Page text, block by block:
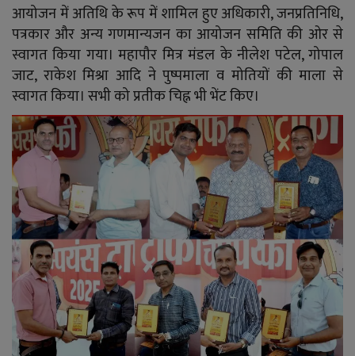
आयोजन में अतिथि के रूप में शामिल हुए अधिकारी, जनप्रतिनिधि,
पत्रकार और अन्य गणमान्यजन का आयोजन समिति की ओर से
स्वागत किया गया। महापौर मित्र मंडल के नीलेश पटेल, गोपाल
जाट, राकेश मिश्रा आदि ने पुष्पमाला व मोतियों की माला से
स्वागत किया। सभी को प्रतीक चिह्न भी भेंट किए।